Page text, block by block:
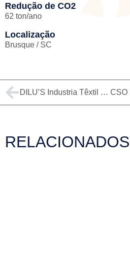
Redução de CO2
62 ton/ano
Localização
Brusque / SC
DILU’S Industria Têxtil – Energia Solar em Jaraguá do Sul
RELACIONADOS